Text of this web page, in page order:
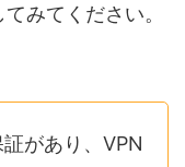
みてください。
があり、VPN